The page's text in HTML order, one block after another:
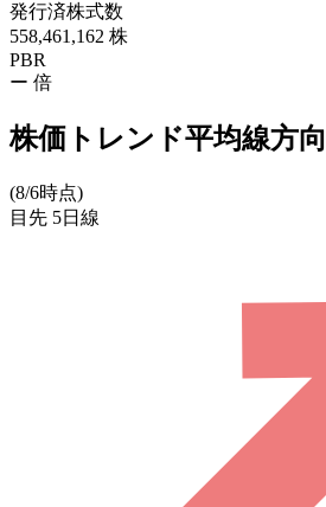
発行済株式数
558,461,162 株
PBR
ー 倍
株価トレンド平均線方向
(8/6時点)
目先 5日線